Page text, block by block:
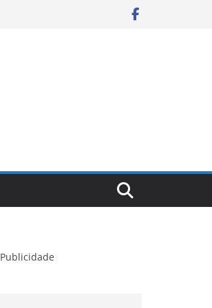
Publicidade